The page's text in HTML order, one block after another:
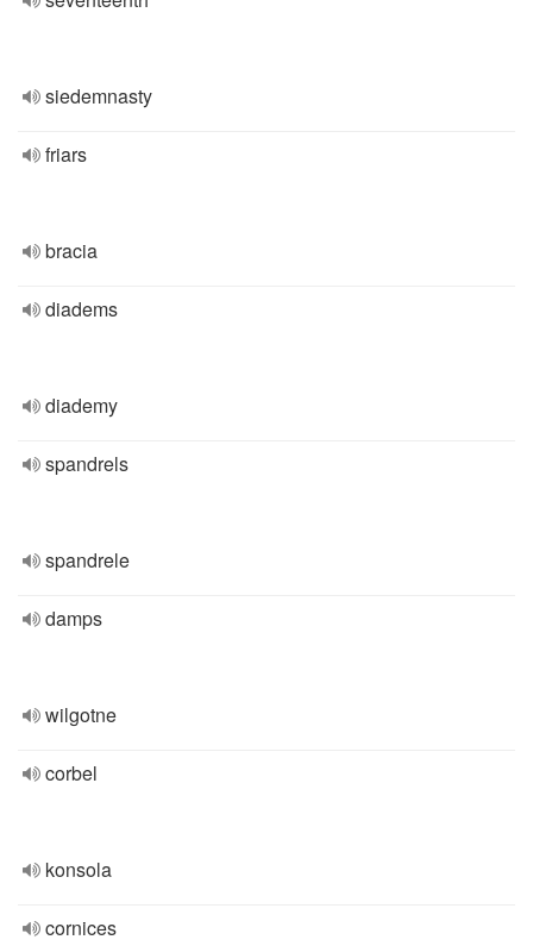
siedemnasty
friars
bracia
diadems
diademy
spandrels
spandrele
damps
wilgotne
corbel
konsola
cornices